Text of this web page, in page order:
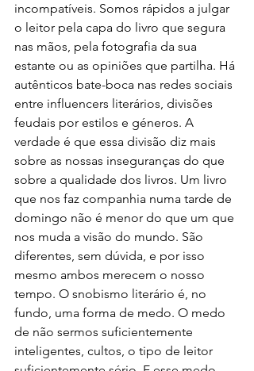
incompatíveis. Somos rápidos a julgar
o leitor pela capa do livro que segura
nas mãos, pela fotografia da sua
estante ou as opiniões que partilha. Há
autênticos bate-boca nas redes sociais
entre influencers literários, divisões
feudais por estilos e géneros. A
verdade é que essa divisão diz mais
sobre as nossas inseguranças do que
sobre a qualidade dos livros. Um livro
que nos faz companhia numa tarde de
domingo não é menor do que um que
nos muda a visão do mundo. São
diferentes, sem dúvida, e por isso
mesmo ambos merecem o nosso
tempo. O snobismo literário é, no
fundo, uma forma de medo. O medo
de não sermos suficientemente
inteligentes, cultos, o tipo de leitor